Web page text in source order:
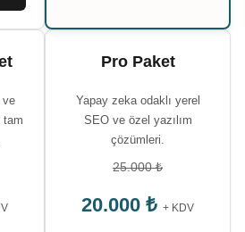
ve
tam
Pro Paket
Yapay zeka odaklı yerel
SEO ve özel yazılım
çözümleri.
25.000 ₺
20.000 ₺ + KDV